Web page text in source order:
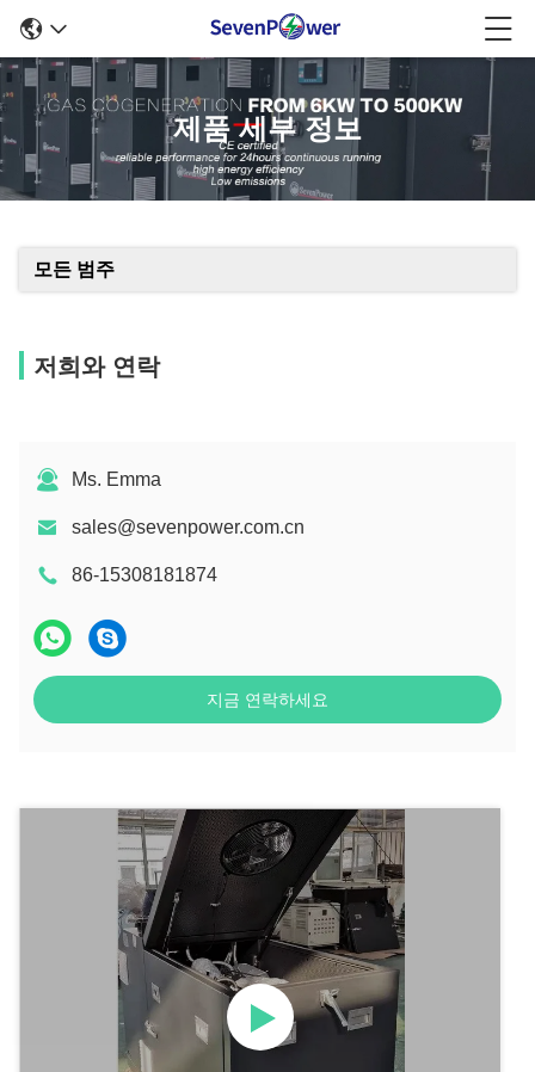
제품 세부 정보
모든 범주
저희와 연락
Ms. Emma
sales@sevenpower.com.cn
86-15308181874
지금 연락하세요